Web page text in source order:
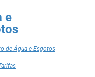
e
de Água e Esgotos